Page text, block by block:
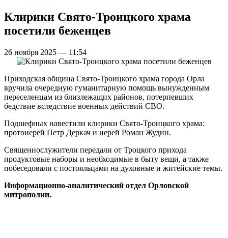
Клирики Свято-Троицкого храма
посетили беженцев
26 ноября 2025 — 11:54
Приходская община Свято-Троицкого храма города Орла
вручила очередную гуманитарную помощь вынужденным
переселенцам из близлежащих районов, потерпевших
бедствие вследствие военных действий СВО.
Подшефных навестили клирики Свято-Троицкого храма:
протоиерей Петр Деркач и иерей Роман Жудин.
Священнослужители передали от Троцкого прихода
продуктовые наборы и необходимые в быту вещи, а также
побеседовали с постояльцами на духовные и житейские темы.
Информационно-аналитический отдел Орловской
митрополии.